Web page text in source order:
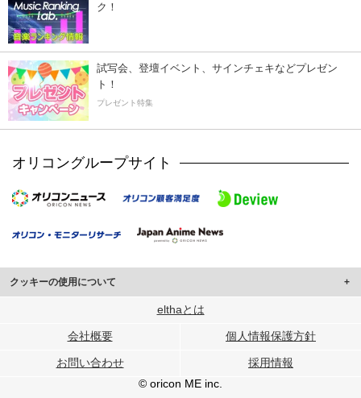
ク！
試写会、登壇イベント、サインチェキなどプレゼン
ト！
プレゼント特集
オリコングループサイト
クッキーの使用について
このサイトでは Cookie を使用して、ユーザーに合わせたコンテンツや広告の
行っています。
メディアや広告配信、データ解析の各パートナーに提供しています。
各パートナーは、この情報とユーザーが各パートナーに提供した他の情報や、
ユーザーが各パートナーのサービスを使用したときに収集した他の情報を組み
elthaとは
会社概要 個人情報保護方針
お問い合わせ
採用情報
© oricon ME inc.